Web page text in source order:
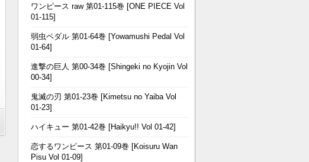
ワンピース raw 第01-115巻 [ONE PIECE Vol
01-115]
弱虫ペダル 第01-64巻 [Yowamushi Pedal Vol
01-64]
進撃の巨人 第00-34巻 [Shingeki no Kyojin Vol
00-34]
鬼滅の刃 第01-23巻 [Kimetsu no Yaiba Vol
01-23]
ハイキュー 第01-42巻 [Haikyu!! Vol 01-42]
恋するワンピース 第01-09巻 [Koisuru Wan
Pisu Vol 01-09]